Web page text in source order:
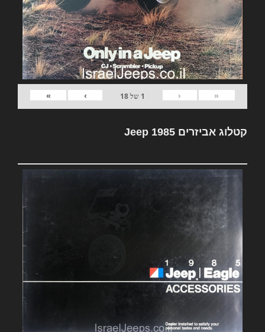
«
‹
1 של18
›
»
קטלוג אביזרים Jeep 1985